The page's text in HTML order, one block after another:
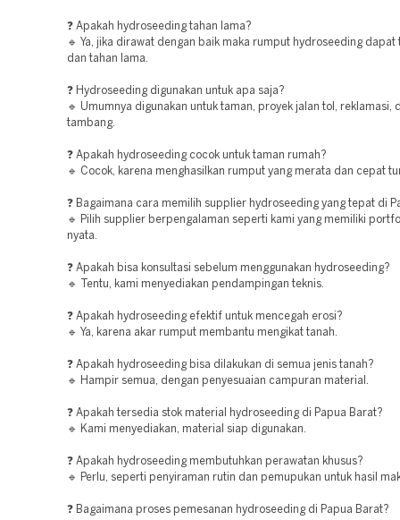
❓ Apakah hydroseeding tahan lama?
🔹 Ya, jika dirawat dengan baik maka rumput hydroseeding dapat
dan tahan lama.
❓ Hydroseeding digunakan untuk apa saja?
🔹 Umumnya digunakan untuk taman, proyek jalan tol, reklamasi,
tambang.
❓ Apakah hydroseeding cocok untuk taman rumah?
🔹 Cocok, karena menghasilkan rumput yang merata dan cepat
❓ Bagaimana cara memilih supplier hydroseeding yang tepat di
🔹 Pilih supplier berpengalaman seperti kami yang memiliki
nyata.
❓ Apakah bisa konsultasi sebelum menggunakan hydroseeding?
🔹 Tentu, kami menyediakan pendampingan teknis.
❓ Apakah hydroseeding efektif untuk mencegah erosi?
🔹 Ya, karena akar rumput membantu mengikat tanah.
❓ Apakah hydroseeding bisa dilakukan di semua jenis tanah?
🔹 Hampir semua, dengan penyesuaian campuran material.
❓ Apakah tersedia stok material hydroseeding di Papua Barat?
🔹 Kami menyediakan, material siap digunakan.
❓ Apakah hydroseeding membutuhkan perawatan khusus?
🔹 Perlu, seperti penyiraman rutin dan pemupukan untuk hasil
❓ Bagaimana proses pemesanan hydroseeding di Papua Barat?